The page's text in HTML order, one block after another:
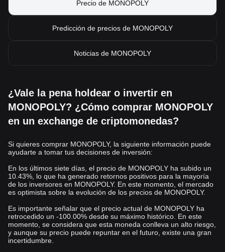
Precio de MONOPOLY
Predicción de precios de MONOPOLY
Noticias de MONOPOLY
¿Vale la pena holdear o invertir en
MONOPOLY? ¿Cómo comprar MONOPOLY
en un exchange de criptomonedas?
Si quieres comprar MONOPOLY, la siguiente información puede
ayudarte a tomar tus decisiones de inversión:
En los últimos siete días, el precio de MONOPOLY ha subido un
10.43%, lo que ha generado retornos positivos para la mayoría
de los inversores en MONOPOLY. En este momento, el mercado
es optimista sobre la evolución de los precios de MONOPOLY.
Es importante señalar que el precio actual de MONOPOLY ha
retrocedido un -100.00% desde su máximo histórico. En este
momento, se considera que esta moneda conlleva un alto riesgo,
y aunque su precio puede repuntar en el futuro, existe una gran
incertidumbre.